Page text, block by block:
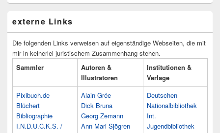
externe Links
Die folgenden Links verweisen auf eigenständige Webseiten, die mit
mir in keinerlei juristischem Zusammenhang stehen.
Sammler
Autoren &
Illustratoren
Institutionen &
Verlage
Pixibuch.de
Blüchert
Bibliographie
I.N.D.U.C.K.S. /
Alain Grée
Dick Bruna
Georg Zemann
Ann Mari Sjögren
Deutschen
Nationalbibliothek
Int.
Jugendbibliothek